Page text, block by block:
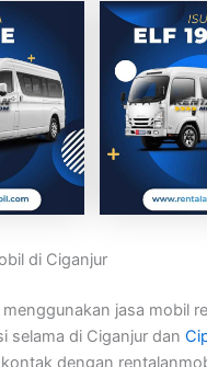
di Ciganjur
menggunakan jasa mobil
selama di Ciganjur dan
dengan